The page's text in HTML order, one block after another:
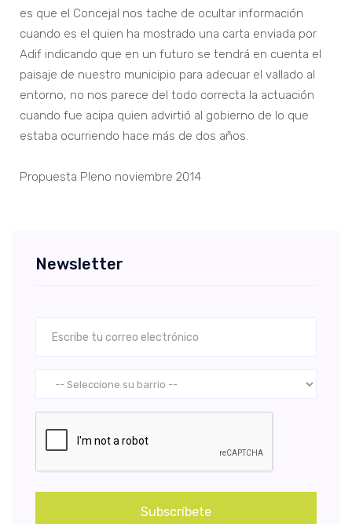
es que el Concejal nos tache de ocultar información
cuando es el quien ha mostrado una carta enviada por
Adif indicando que en un futuro se tendrá en cuenta el
paisaje de nuestro municipio para adecuar el vallado al
entorno, no nos parece del todo correcta la actuación
cuando fue acipa quien advirtió al gobierno de lo que
estaba ocurriendo hace más de dos años.
Propuesta Pleno noviembre 2014
Newsletter
Subscríbete